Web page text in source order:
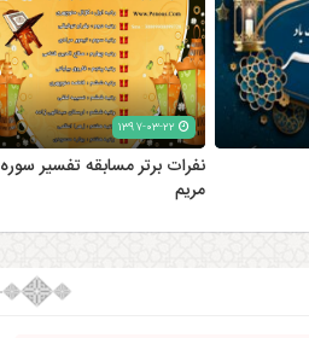
نفرات برتر مسابقه تفسیر سوره
مریم